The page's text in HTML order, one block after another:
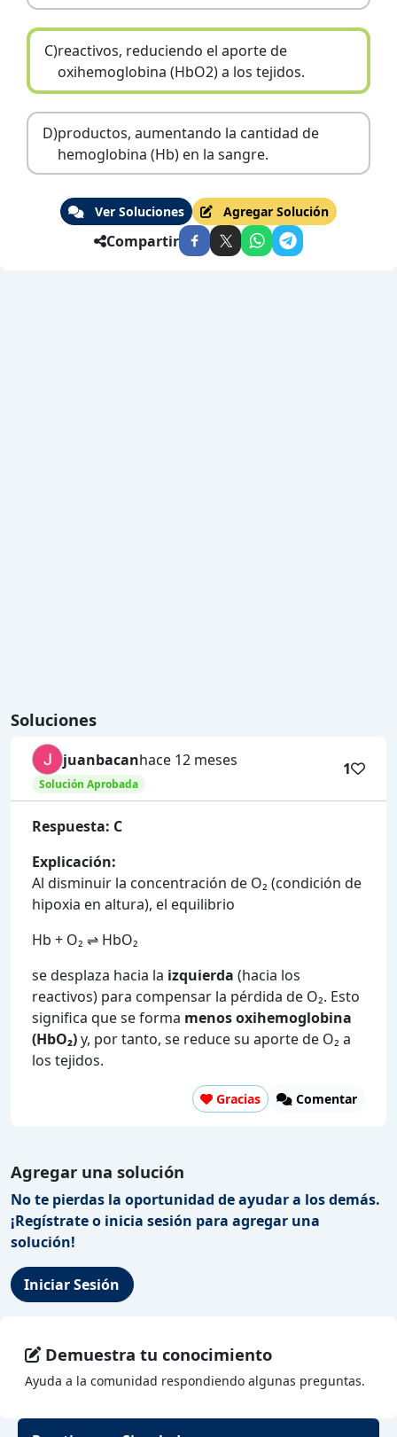
C)reactivos, reduciendo el aporte de
oxihemoglobina (HbO2) a los tejidos.
D)productos, aumentando la cantidad de
hemoglobina (Hb) en la sangre.
Ver Soluciones Agregar Solución
Compartir
Soluciones
juanbacanhace 12 meses
Solución Aprobada
1
Respuesta: C
Explicación:
Al disminuir la concentración de O₂ (condición de
hipoxia en altura), el equilibrio
Hb + O₂ ⇌ HbO₂
se desplaza hacia la izquierda (hacia los
reactivos) para compensar la pérdida de O₂. Esto
significa que se forma menos oxihemoglobina
(HbO₂)y, por tanto, se reduce su aporte de O₂ a
los tejidos.
Gracias Comentar
Agregar una solución
No te pierdas la oportunidad de ayudar a los demás.
¡Regístrate o inicia sesión para agregar una
solución!
Iniciar Sesión
Demuestra tu conocimiento
Ayuda a la comunidad respondiendo algunas preguntas.